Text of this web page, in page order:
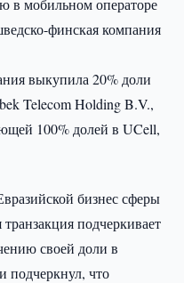
в мобильном операторе
финская компания
выкупила 20% доли
Telecom Holding B.V.,
100% долей в UCell,
бизнес сферы
подчеркивает
своей доли в
подчеркнул, что